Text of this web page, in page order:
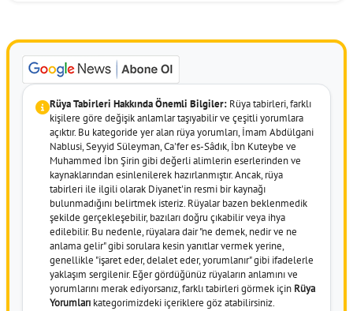
Rüya Tabirleri Hakkında Önemli Bilgiler: Rüya tabirleri, farklı
kişilere göre değişik anlamlar taşıyabilir ve çeşitli yorumlara
açıktır. Bu kategoride yer alan rüya yorumları, İmam Abdülgani
Nablusi, Seyyid Süleyman, Ca'fer es-Sâdık, İbn Kuteybe ve
Muhammed İbn Şirin gibi değerli alimlerin eserlerinden ve
kaynaklarından esinlenilerek hazırlanmıştır. Ancak, rüya
tabirleri ile ilgili olarak Diyanet'in resmi bir kaynağı
bulunmadığını belirtmek isteriz. Rüyalar bazen beklenmedik
şekilde gerçekleşebilir, bazıları doğru çıkabilir veya ihya
edilebilir. Bu nedenle, rüyalara dair "ne demek, nedir ve ne
anlama gelir" gibi sorulara kesin yanıtlar vermek yerine,
genellikle "işaret eder, delalet eder, yorumlanır" gibi ifadelerle
yaklaşım sergilenir. Eğer gördüğünüz rüyaların anlamını ve
yorumlarını merak ediyorsanız, farklı tabirleri görmek için Rüya
Yorumları kategorimizdeki içeriklere göz atabilirsiniz.